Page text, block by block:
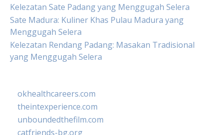
Kelezatan Sate Padang yang Menggugah Selera
Sate Madura: Kuliner Khas Pulau Madura yang
Menggugah Selera
Kelezatan Rendang Padang: Masakan Tradisional
yang Menggugah Selera
okhealthcareers.com
theintexperience.com
unboundedthefilm.com
catfriends-bg.org